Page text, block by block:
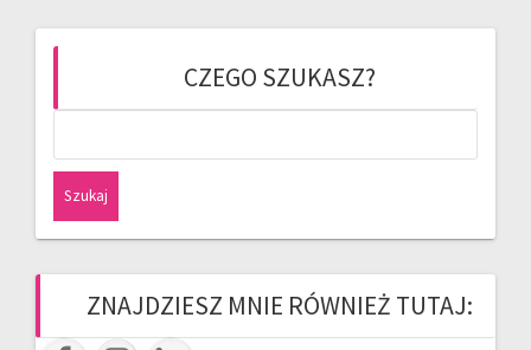
CZEGO SZUKASZ?
ZNAJDZIESZ MNIE RÓWNIEŻ TUTAJ: